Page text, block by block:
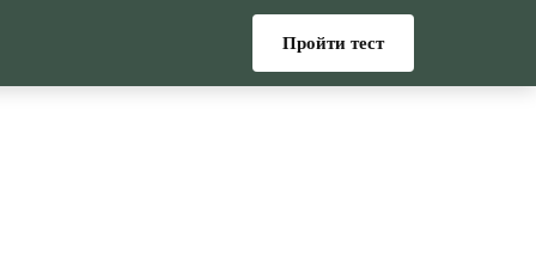
Пройти тест